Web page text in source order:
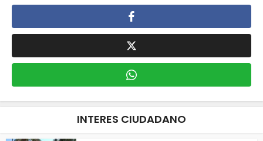
INTERES CIUDADANO